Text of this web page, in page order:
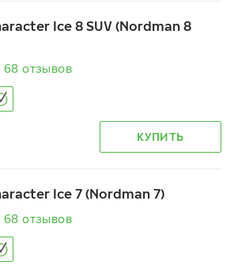
Ice 8 SUV (Nordman 8
68 отзывов
КУПИТЬ
Ice 7 (Nordman 7)
68 отзывов